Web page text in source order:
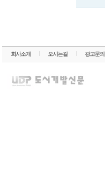
회사소개 오시는길 광고문의